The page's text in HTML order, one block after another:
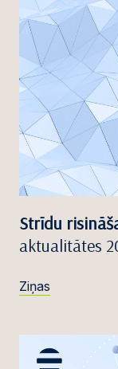
Strīdu
aktualitātes
Ziņas